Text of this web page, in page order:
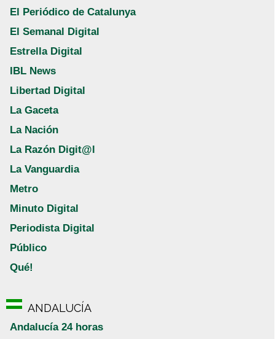
El Periódico de Catalunya
El Semanal Digital
Estrella Digital
IBL News
Libertad Digital
La Gaceta
La Nación
La Razón Digit@l
La Vanguardia
Metro
Minuto Digital
Periodista Digital
Público
Qué!
ANDALUCÍA
Andalucía 24 horas